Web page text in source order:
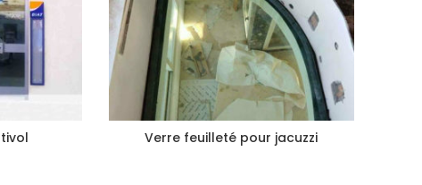
Verre feuilleté pour jacuzzi